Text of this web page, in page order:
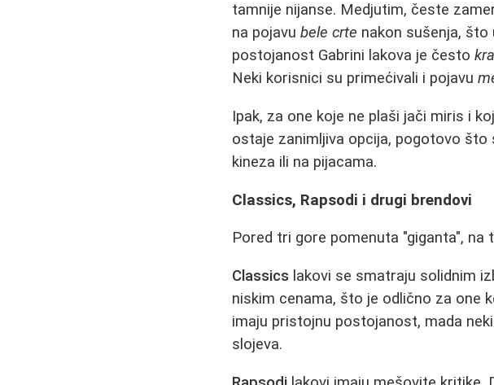
tamnije nijanse. Medjutim, česte
na pojavubele crte nakon sušenja,
postojanost Gabrini lakova je često
Neki korisnici su primećivali i pojavu
Ipak, za one koje ne plaši jači miris i
ostaje zanimljiva opcija, pogotovo što
kineza ili na pijacama.
Classics, Rapsodi i drugi brendovi
Pored tri gore pomenuta "giganta",
Classics lakovi se smatraju solidnim
niskim cenama, što je odlično za one
imaju pristojnu postojanost, mada
slojeva.